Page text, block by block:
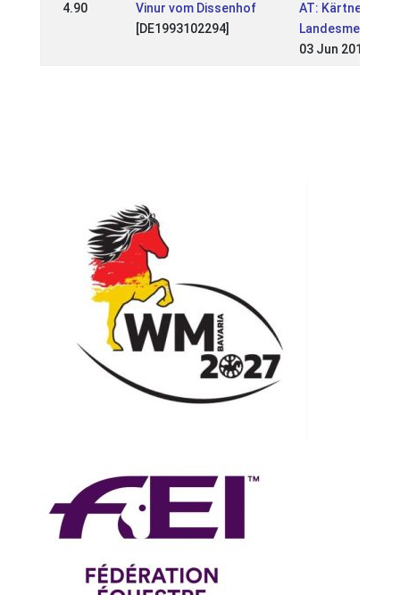
4.90
Vinur vom Dissenhof
[DE1993102294]
AT: Kärtner
03 Jun 2012